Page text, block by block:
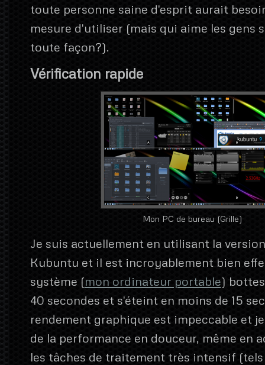
toute personne saine d'esprit aurait
mesure d'utiliser (mais qui aime les gens
toute façon?).
Vérification rapide
Mon PC de bureau (Grille)
Je suis actuellement en utilisant la
Kubuntu et il est incroyablement bien
système (mon ordinateur portable)
40 secondes et s'éteint en moins de 15
rendement graphique est impeccable et
de la performance en douceur, même en
les tâches de traitement très intensif